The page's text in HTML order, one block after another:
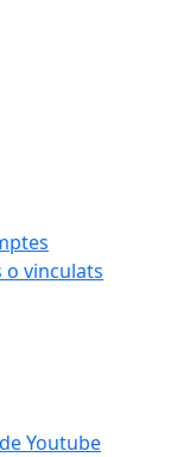
o vinculats
Youtube